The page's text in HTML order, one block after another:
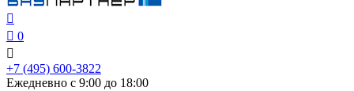

 0

+7 (495) 600-3822
Ежедневно с 9:00 до 18:00